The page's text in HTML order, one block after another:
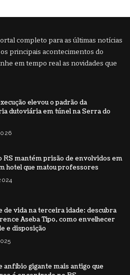
completo para as últimas notícias
principais acontecimentos do
em tempo real as novidades que
elevou o padrão da
dutoviária em túnel na Serra do
RS mantém prisão de envolvidos em
hotel que matou professores
de vida na terceira idade: descubra
Aseba Tipo, como envelhecer
e disposição
anfíbio gigante mais antigo que